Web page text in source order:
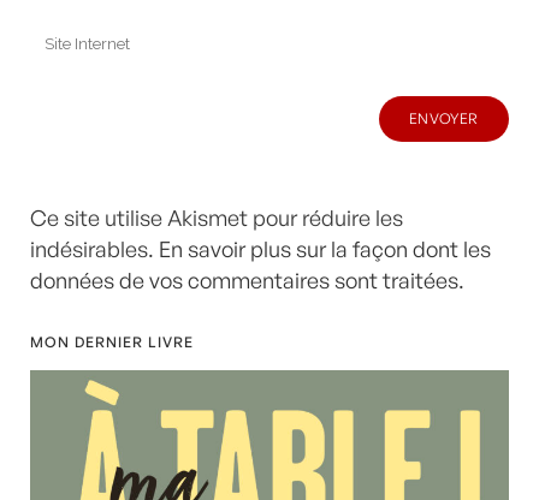
Ce site utilise Akismet pour réduire les
indésirables. En savoir plus sur la façon dont les
données de vos commentaires sont traitées.
MON DERNIER LIVRE